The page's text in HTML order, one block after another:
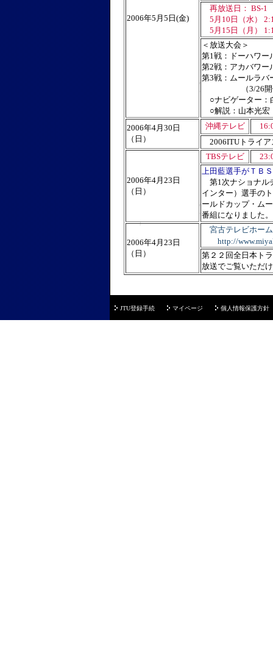
2006年5月5日(金)
再放送日： BS-1
5月10日（水）
5月15日（月）
＜放送大会＞
第1戦：ドーハワー
第2戦：アカバワー
第3戦：ムールラバ
（3/26開催・
○ナビゲーター：
○解説：山本光宏
2006年4月30日
（日）
沖縄テレビ
2006ITUトライア
2006年4月23日
（日）
TBSテレビ
上田藍選手がＴＢ
第1次ナショナル
インター）選手の
ールドカップ・ム
番組になりました。
2006年4月23日
（日）
宮古テレビホー
http://
第２２回全日本ト
放送でご覧いただ
JTU登録手続 マイページ 個人情報保護方針